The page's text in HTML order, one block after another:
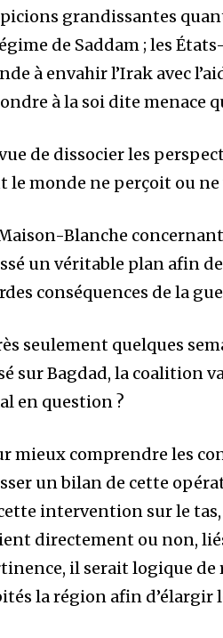
grandissantes
de Saddam ; les
à envahir l’Irak avec
à la soi dite menace
de dissocier les
le monde ne perçoit ou ne
Blanche concernant
un véritable plan afin
conséquences de la
seulement quelques
sur Bagdad, la coalition
en question ?
mieux comprendre les
un bilan de cette
intervention sur le
directement ou non,
il serait logique de
la région afin d’élargir